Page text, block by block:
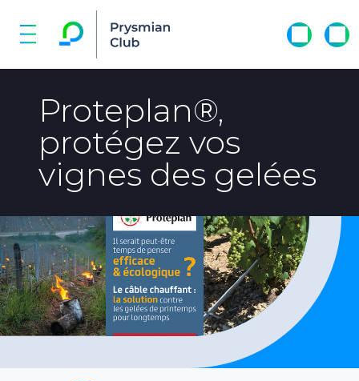
Proteplan®,
protégez vos
vignes des gelées